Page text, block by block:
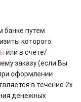
банке путем
которого
или в счете/
заказу (если Вы
оформлении
в течение 2х
денежных